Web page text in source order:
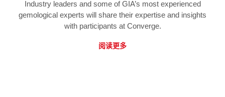
Industry leaders and some of GIA’s most experienced
gemological experts will share their expertise and insights
with participants at Converge.
阅读更多